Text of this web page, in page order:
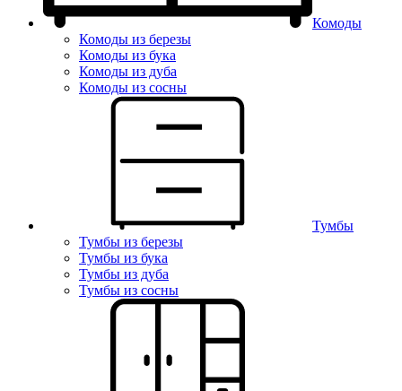
Комоды
Комоды из березы
Комоды из бука
Комоды из дуба
Комоды из сосны
Тумбы
Тумбы из березы
Тумбы из бука
Тумбы из дуба
Тумбы из сосны